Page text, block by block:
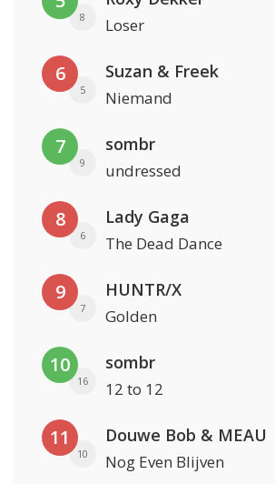
8 Loser
6
5
Suzan & Freek
Niemand
7
9
sombr
undressed
8
6
Lady Gaga
The Dead Dance
9
7
HUNTR/X
Golden
10
16
sombr
12 to 12
11
10
Douwe Bob & MEAU
Nog Even Blijven